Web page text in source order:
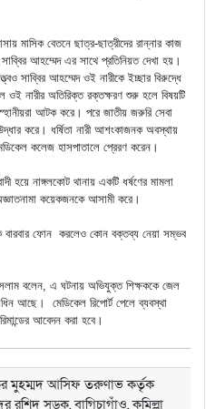
মাসিক বেতনে ছাত্র-ছাত্রীদের রান্নার কাজ
আহম্মেদ এর সাথে প্রতিনিয়ত দেখা হয়।
সাব্বির আহম্মেদ ওই নারীকে ইচ্ছার বিরুদ্ধে
ওই নারীর অতিরিক্ত রক্তক্ষরণ শুরু হলে বিষয়টি
আটক করে। পরে জাতীয় জরুরি সেবা
করে। ধর্ষিতা নারী আশংকাজনক অবস্থায়
কলেজ হাসপাতালে প্রেরণ করেন।
হয়ে নাঙ্গলকোট থানায় একটি ধর্ষণের মামলা
কয়েকজনকে আসামী করে।
বারবার ফোন করলেও কোন বক্তব্য নেয়া সম্ভব
বলেন, এ ঘটনায় অভিযুক্ত শিক্ষককে জেল
আছে। মেডিকেল রিপোর্ট পেলে ব্যবস্থা
আবেদন করা হবে।
মুহম্মদ আসিফ তরুণাভ কর্তৃক
সড়ক, বাগিচাগাঁও, কুমিল্লা